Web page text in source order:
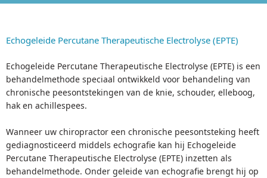
Echogeleide Percutane Therapeutische Electrolyse (EPTE)
Echogeleide Percutane Therapeutische Electrolyse (EPTE) is een
behandelmethode speciaal ontwikkeld voor behandeling van
chronische peesontstekingen van de knie, schouder, elleboog,
hak en achillespees.
Wanneer uw chiropractor een chronische peesontsteking heeft
gediagnosticeerd middels echografie kan hij Echogeleide
Percutane Therapeutische Electrolyse (EPTE) inzetten als
behandelmethode. Onder geleide van echografie brengt hij op